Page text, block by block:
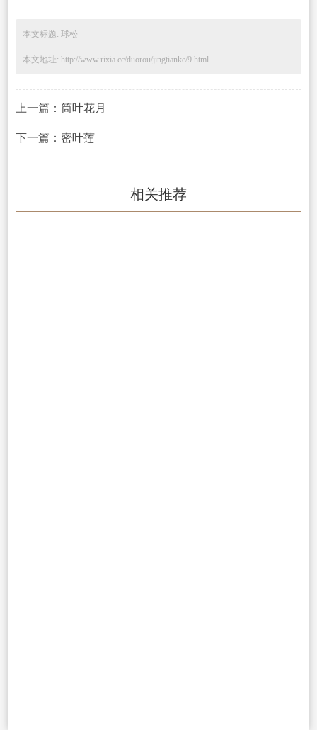
本文标题: 球松
本文地址: http://www.rixia.cc/duorou/jingtianke/9.html
上一篇： 筒叶花月
下一篇： 密叶莲
相关推荐